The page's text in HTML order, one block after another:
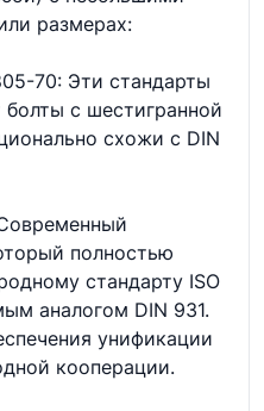
размерах:
70: Эти стандарты
с шестигранной
схожи с DIN
полностью
стандарту ISO
аналогом DIN 931.
унификации
кооперации.